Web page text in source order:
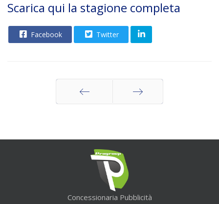
Scarica qui la stagione completa
Facebook Twitter
Concessionaria Pubblicità